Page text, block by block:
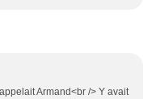
Armand<br /> Y avait